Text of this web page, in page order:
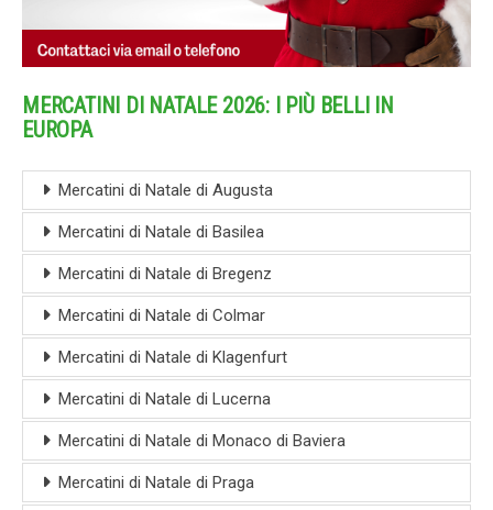
MERCATINI DI NATALE 2026: I PIÙ BELLI IN
EUROPA
Mercatini di Natale di Augusta
Mercatini di Natale di Basilea
Mercatini di Natale di Bregenz
Mercatini di Natale di Colmar
Mercatini di Natale di Klagenfurt
Mercatini di Natale di Lucerna
Mercatini di Natale di Monaco di Baviera
Mercatini di Natale di Praga